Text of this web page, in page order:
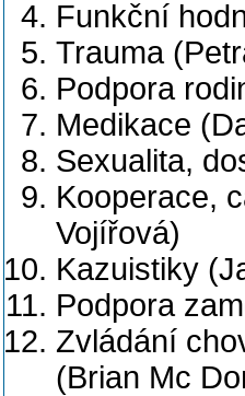
Funkční
Trauma
Podpora
Medikace
Sexualita,
Kooperace,
Vojířová)
Kazuistiky
Podpora
Zvládání
(Brian Mc